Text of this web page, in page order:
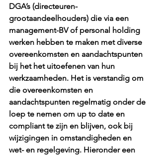
DGA’s (directeuren-
grootaandeelhouders) die via een
management-BV of personal holding
werken hebben te maken met diverse
overeenkomsten en aandachtspunten
bij het het uitoefenen van hun
werkzaamheden. Het is verstandig om
die overeenkomsten en
aandachtspunten regelmatig onder de
loep te nemen om up to date en
compliant te zijn en blijven, ook bij
wijzigingen in omstandigheden en
wet- en regelgeving. Hieronder een